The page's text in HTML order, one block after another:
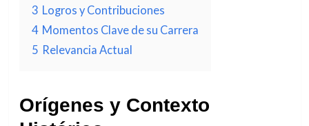
3 Logros y Contribuciones
4 Momentos Clave de su Carrera
5 Relevancia Actual
Orígenes y Contexto